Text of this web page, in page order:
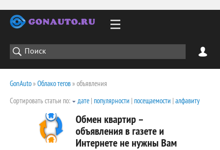
GonAuto» Облако тегов» объявления
Сортировать статьи по:
дате | популярности | посещаемости | алфавиту
Обмен квартир –
объявления в газете и
Интернете не нужны Вам